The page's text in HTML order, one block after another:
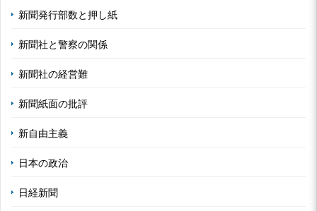
新聞発行部数と押し紙
新聞社と警察の関係
新聞社の経営難
新聞紙面の批評
新自由主義
日本の政治
日経新聞